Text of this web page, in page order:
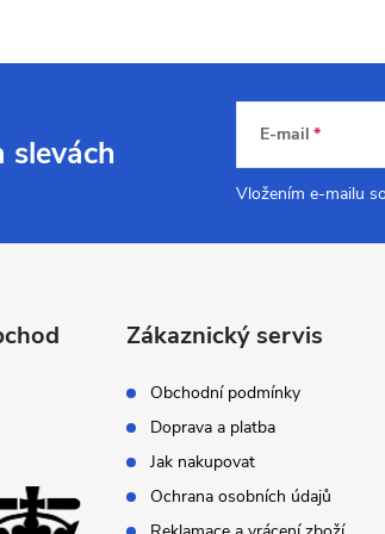
slevách E-mail
Vložením e-mailu
Zákaznický servis
Obchodní podmínky
Doprava a platba
Jak nakupovat
Ochrana osobních údajů